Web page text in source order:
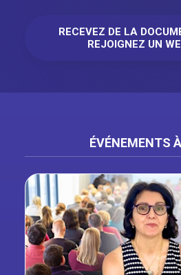
RECEVEZ DE LA
REJOIGNEZ UN
ÉVÉNEMENTS